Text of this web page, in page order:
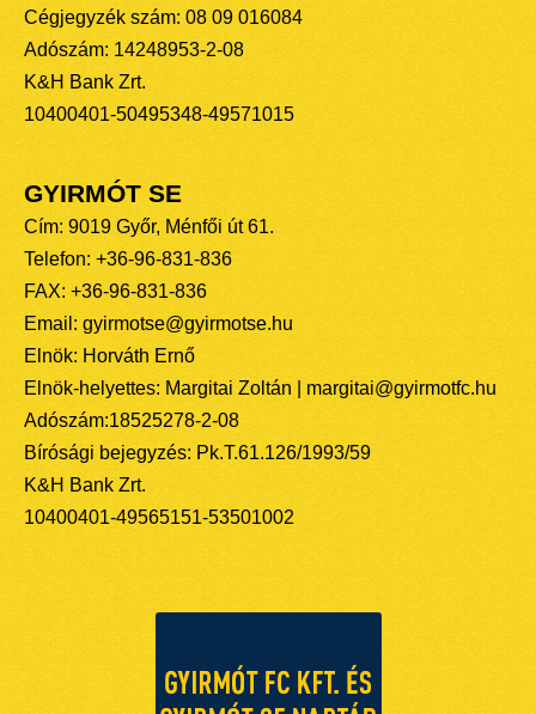
Cégjegyzék szám: 08 09 016084
Adószám: 14248953-2-08
K&H Bank Zrt.
10400401-50495348-49571015
GYIRMÓT SE
Cím: 9019 Győr, Ménfői út 61.
Telefon: +36-96-831-836
FAX: +36-96-831-836
Email: gyirmotse@gyirmotse.hu
Elnök: Horváth Ernő
Elnök-helyettes: Margitai Zoltán | margitai@gyirmotfc.hu
Adószám:18525278-2-08
Bírósági bejegyzés: Pk.T.61.126/1993/59
K&H Bank Zrt.
10400401-49565151-53501002